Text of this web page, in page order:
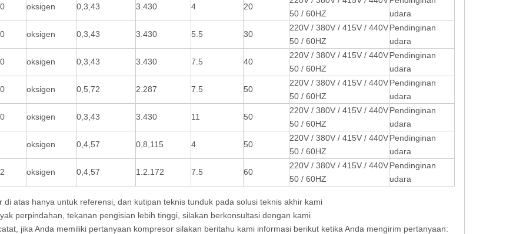
oksigen 0,3,43 3.430 4 20
50 / 60HZ
udara
oksigen 0,3,43 3.430 5.5 30
220V / 380V / 415V / 440V
50 / 60HZ
Pendinginan
udara
oksigen 0,3,43 3.430 7.5 40
220V / 380V / 415V / 440V
50 / 60HZ
Pendinginan
udara
oksigen 0,5,72 2.287 7.5 50
220V / 380V / 415V / 440V
50 / 60HZ
Pendinginan
udara
oksigen 0,3,43 3.430 11 50
220V / 380V / 415V / 440V
50 / 60HZ
Pendinginan
udara
oksigen 0,4,57 0,8,115 4 50
220V / 380V / 415V / 440V
50 / 60HZ
Pendinginan
udara
oksigen 0,4,57 1.2.172 7.5 60
220V / 380V / 415V / 440V
50 / 60HZ
Pendinginan
udara
di atas hanya untuk referensi, dan kutipan teknis tunduk pada solusi teknis akhir kami
perpindahan, tekanan pengisian lebih tinggi, silakan berkonsultasi dengan kami
jika Anda memiliki pertanyaan kompresor silakan beritahu kami informasi berikut ketika Anda mengirim pertanyaan: